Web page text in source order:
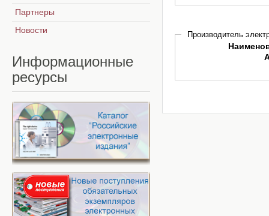
Производитель
Партнеры
Новости
Информационные
ресурсы